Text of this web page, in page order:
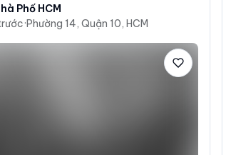
Phố HCM
·Phường 14, Quận 10, HCM